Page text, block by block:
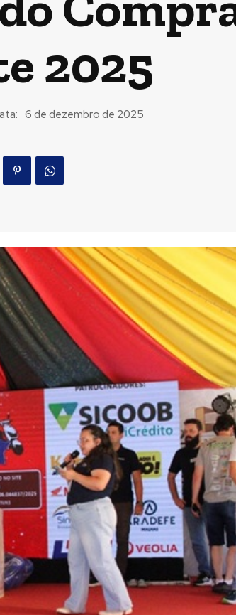
2025
6 de dezembro de 2025